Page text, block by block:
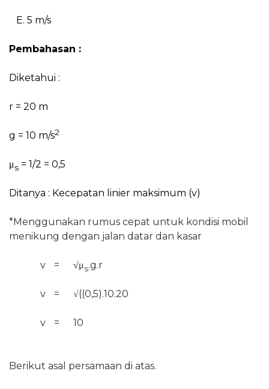
E. 5 m/s
Pembahasan :
Diketahui :
r = 20 m
g = 10 m/s2
μs = 1/2 = 0,5
Ditanya : Kecepatan linier maksimum (v)
*Menggunakan rumus cepat untuk kondisi mobil
menikung dengan jalan datar dan kasar
v = √μs.g.r
v = √((0,5).10.20
v = 10
Berikut asal persamaan di atas.